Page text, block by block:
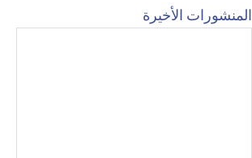
المنشورات الأخيرة